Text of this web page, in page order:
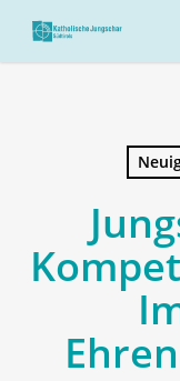
main